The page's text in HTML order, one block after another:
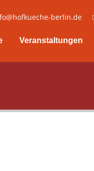
berlin.de
Veranstaltungen